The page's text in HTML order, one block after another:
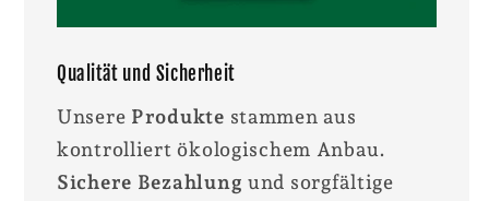
Qualität und Sicherheit
Unsere Produkte stammen aus
kontrolliert ökologischem Anbau.
Sichere Bezahlung und sorgfältige